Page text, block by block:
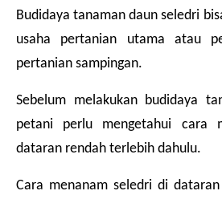
Budidaya tanaman daun seledri
usaha pertanian utama atau
pertanian sampingan.
Sebelum melakukan budidaya
petani perlu mengetahui cara
dataran rendah terlebih dahulu.
Cara menanam seledri di